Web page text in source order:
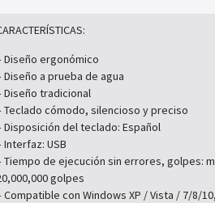
Diseño ergonómico
Diseño a prueba de agua
Diseño tradicional
Teclado cómodo, silencioso y preciso
Disposición del teclado: Español
Interfaz: USB
Tiempo de ejecución sin errores, golpes:
golpes
Compatible con Windows XP / Vista / 7/8/